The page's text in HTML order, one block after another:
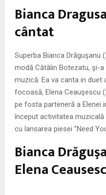
N
U
Bianca
cântat
Superba Bianca Drăguşanu
modă Cătălin Botezatu, şi-
muzică. Ea va canta in duet
focoasă, Elena Ceauşescu
pe fosta parteneră a Elenei
început activitatea
cu lansarea piesei ”Need
Bianca
Elena